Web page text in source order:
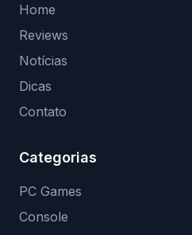
Home
Reviews
Notícias
Dicas
Contato
Categorias
PC Games
Console